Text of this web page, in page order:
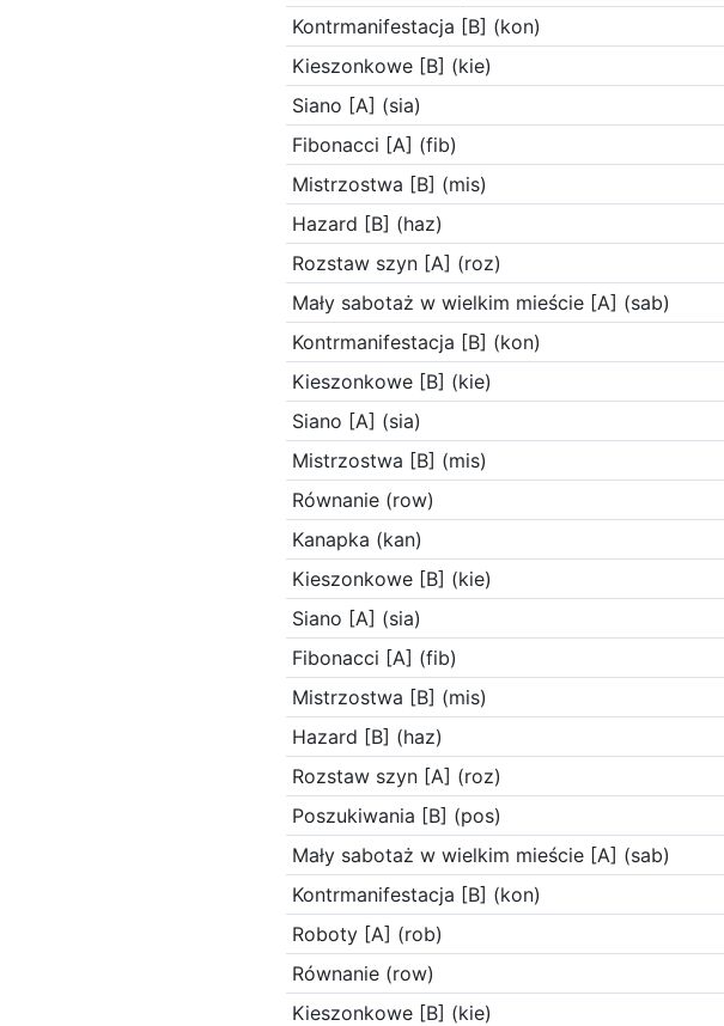
Kontrmanifestacja [B] (kon)
Kieszonkowe [B] (kie)
Siano [A] (sia)
Fibonacci [A] (fib)
Mistrzostwa [B] (mis)
Hazard [B] (haz)
Rozstaw szyn [A] (roz)
Mały sabotaż w wielkim mieście [A] (sab)
Kontrmanifestacja [B] (kon)
Kieszonkowe [B] (kie)
Siano [A] (sia)
Mistrzostwa [B] (mis)
Równanie (row)
Kanapka (kan)
Kieszonkowe [B] (kie)
Siano [A] (sia)
Fibonacci [A] (fib)
Mistrzostwa [B] (mis)
Hazard [B] (haz)
Rozstaw szyn [A] (roz)
Poszukiwania [B] (pos)
Mały sabotaż w wielkim mieście [A] (sab)
Kontrmanifestacja [B] (kon)
Roboty [A] (rob)
Równanie (row)
Kieszonkowe [B] (kie)